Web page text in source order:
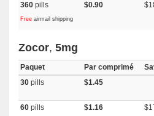
360 pills
Free airmail shipping
$0.90
Zocor, 5mg
Paquet Par comprimé
30 pills $1.45
60 pills $1.16